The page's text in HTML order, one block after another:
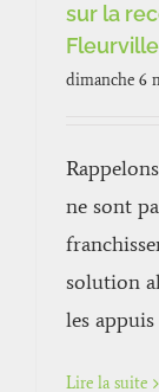
sur la
Fleurville
dimanche 6
ne sont
solution
les
Lire la suite